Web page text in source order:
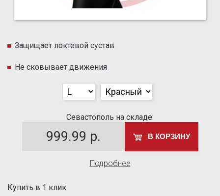
Защищает локтевой сустав
Не сковывает движения
Севастополь на складе:
999.99 р. В КОРЗИНУ
Подробнее
Купить в 1 клик